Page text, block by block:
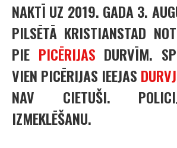
NAKTĪ UZ 2019. GADA 3.
PILSĒTĀ KRISTIANSTAD
PIE PICĒRIJAS DURVĪM.
VIEN PICĒRIJAS IEEJAS
NAV CIETUŠI.
IZMEKLĒŠANU.